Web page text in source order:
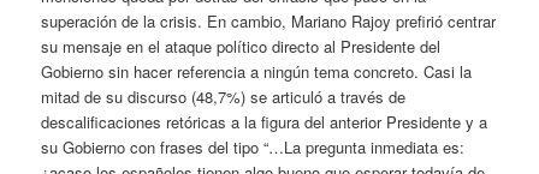
superación de la crisis. En cambio, Mariano Rajoy prefirió centrar
su mensaje en el ataque político directo al Presidente del
Gobierno sin hacer referencia a ningún tema concreto. Casi la
mitad de su discurso (48,7%) se articuló a través de
descalificaciones retóricas a la figura del anterior Presidente y a
su Gobierno con frases del tipo “…La pregunta inmediata es: